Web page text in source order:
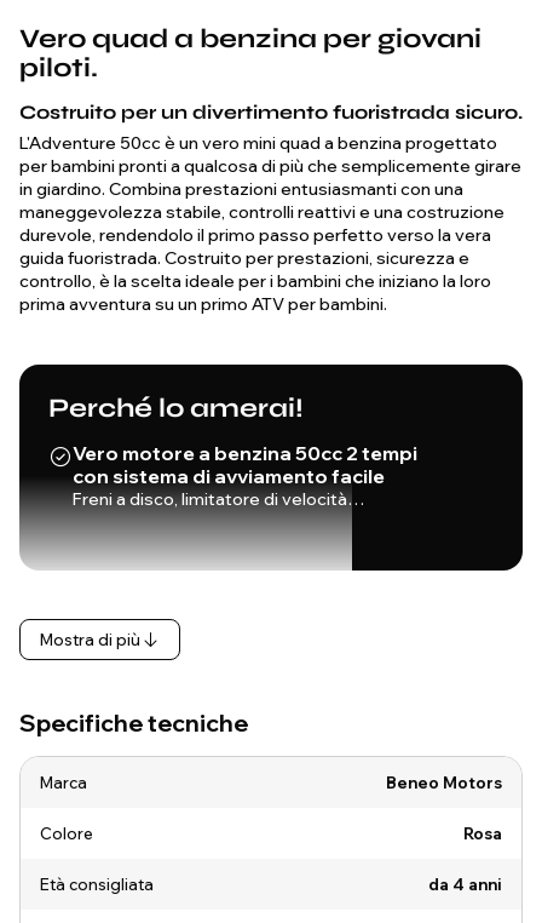
Vero quad a benzina per giovani
piloti.
Costruito per un divertimento fuoristrada sicuro.
L'Adventure 50cc è un vero mini quad a benzina progettato
per bambini pronti a qualcosa di più che semplicemente girare
in giardino. Combina prestazioni entusiasmanti con una
maneggevolezza stabile, controlli reattivi e una costruzione
durevole, rendendolo il primo passo perfetto verso la vera
guida fuoristrada. Costruito per prestazioni, sicurezza e
controllo, è la scelta ideale per i bambini che iniziano la loro
prima avventura su un primo ATV per bambini.
Perché lo amerai!
Vero motore a benzina 50cc 2 tempi
con sistema di avviamento facile
Freni a disco, limitatore di velocità…
Mostra di più
Specifiche tecniche
Marca Beneo Motors
Colore Rosa
Età consigliata da 4 anni